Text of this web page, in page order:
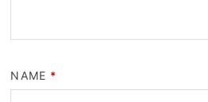
NAME *